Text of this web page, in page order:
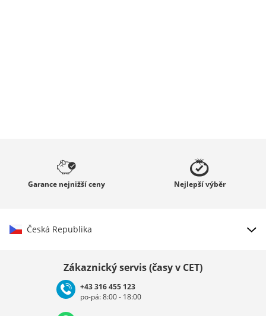
Garance nejnižší ceny Nejlepšívýběr
Česká Republika
Deutschland Österreich
Zákaznický servis (časy v CET)
+43 316 455 123
po-pá: 8:00 - 18:00